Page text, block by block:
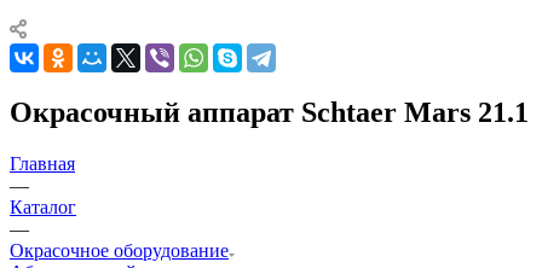
Окрасочный аппарат Schtaer Mars 21.1
Главная
—
Каталог
—
Окрасочное оборудование